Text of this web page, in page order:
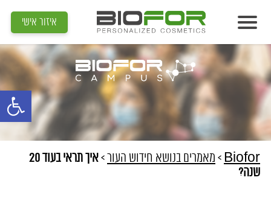
פתח סרגל
אודות
מוצרים
תוצאות
מדיה
מאמרים
איזור אישי
Biofor
> מאמרים בנושא חידוש העור>
איך תראי בעוד 20
שנה?